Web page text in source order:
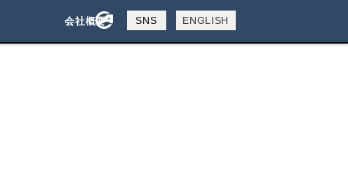
会社概要
会社概要
採用情報
SNS ENGLISH